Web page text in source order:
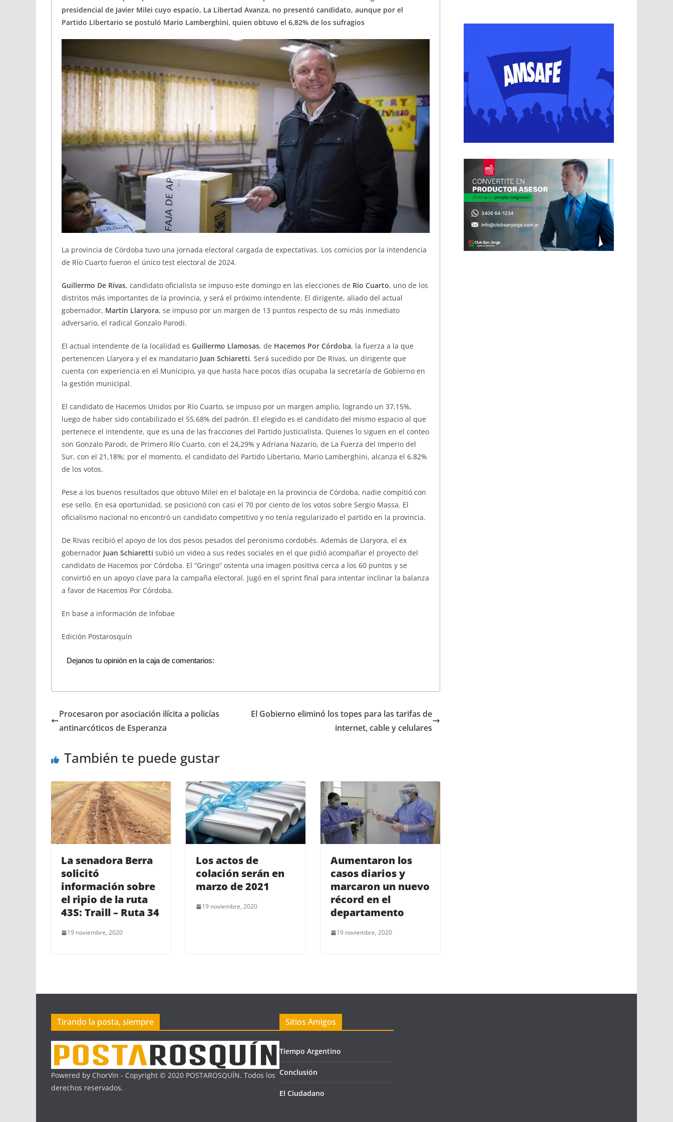
presidencial de Javier Milei cuyo espacio, La Libertad Avanza, no presentó candidato, aunque por el
Partido Libertario se postuló Mario Lamberghini, quien obtuvo el 6,82% de los sufragios
La provincia de Córdoba tuvo una jornada electoral cargada de expectativas. Los comicios por la intendencia
de Río Cuarto fueron el único test electoral de 2024.
Guillermo De Rivas, candidato oficialista se impuso este domingo en las elecciones de Río Cuarto, uno de los
distritos más importantes de la provincia, y será el próximo intendente. El dirigente, aliado del actual
gobernador, Martín Llaryora, se impuso por un margen de 13 puntos respecto de su más inmediato
adversario, el radical Gonzalo Parodi.
El actual intendente de la localidad es Guillermo Llamosas, de Hacemos Por Córdoba, la fuerza a la que
pertenencen Llaryora y el ex mandatario Juan Schiaretti. Será sucedido por De Rivas, un dirigente que
cuenta con experiencia en el Municipio, ya que hasta hace pocos días ocupaba la secretaría de Gobierno en
la gestión municipal.
El candidato de Hacemos Unidos por Río Cuarto, se impuso por un margen amplio, logrando un 37,15%,
luego de haber sido contabilizado el 55.68% del padrón. El elegido es el candidato del mismo espacio al que
pertenece el intendente, que es una de las fracciones del Partido Justicialista. Quienes lo siguen en el conteo
son Gonzalo Parodi, de Primero Río Cuarto, con el 24,29% y Adriana Nazario, de La Fuerza del Imperio del
Sur, con el 21,18%; por el momento, el candidato del Partido Libertario, Mario Lamberghini, alcanza el 6.82%
de los votos.
Pese a los buenos resultados que obtuvo Milei en el balotaje en la provincia de Córdoba, nadie compitió con
ese sello. En esa oportunidad, se posicionó con casi el 70 por ciento de los votos sobre Sergio Massa. El
oficialismo nacional no encontró un candidato competitivo y no tenía regularizado el partido en la provincia.
De Rivas recibió el apoyo de los dos pesos pesados del peronismo cordobés. Además de Llaryora, el ex
gobernador Juan Schiaretti subió un video a sus redes sociales en el que pidió acompañar el proyecto del
candidato de Hacemos por Córdoba. El “Gringo” ostenta una imagen positiva cerca a los 60 puntos y se
convirtió en un apoyo clave para la campaña electoral. Jugó en el sprint final para intentar inclinar la balanza
a favor de Hacemos Por Córdoba.
En base a información de Infobae
Edición Postarosquín
Dejanos tu opinión en la caja de comentarios:
Procesaron por asociación ilícita a policías
antinarcóticos de Esperanza
El Gobierno eliminó los topes para las tarifas de
internet, cable y celulares
También te puede gustar
La senadora Berra
solicitó
información sobre
el ripio de la ruta
43S: Traill – Ruta 34
19 noviembre, 2020
Los actos de
colación serán en
marzo de 2021
19 noviembre, 2020
Aumentaron los
casos diarios y
marcaron un nuevo
récord en el
departamento
19 noviembre, 2020
Tirando la posta, siempre
Powered by ChorVin - Copyright © 2020 POSTAROSQUÍN. Todos los
derechos reservados.
Sitios Amigos
Tiempo Argentino
Conclusión
El Ciudadano